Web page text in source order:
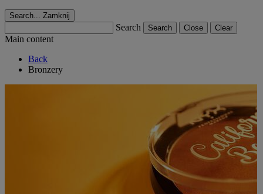
Search... Zamknij
Search Search Close Clear
Main content
Back
Bronzery